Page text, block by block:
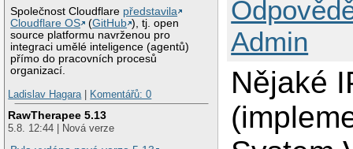
Společnost Cloudflare představila
Cloudflare OS
(GitHub ), tj. open
source platformu navrženou pro
integraci umělé inteligence (agentů)
přímo do pracovních procesů
organizací.
Ladislav Hagara| Komentářů: 0
RawTherapee 5.13
5.8. 12:44 | Nová verze
Admin
Nějaké